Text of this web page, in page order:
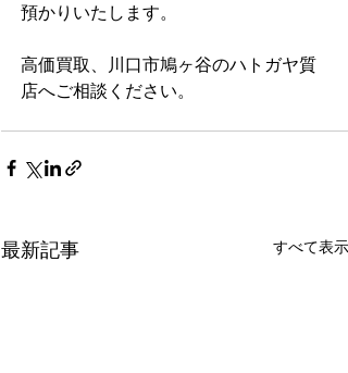
預かりいたします。
高価買取、川口市鳩ヶ谷のハトガヤ質
店へご相談ください。
最新記事 すべて表示